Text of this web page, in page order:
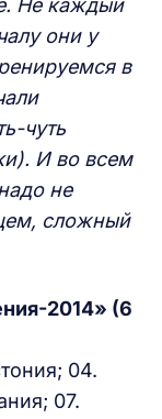
Не каждый
они у
в
чуть
И во всем
не
сложный
2014» (6
04.
07.